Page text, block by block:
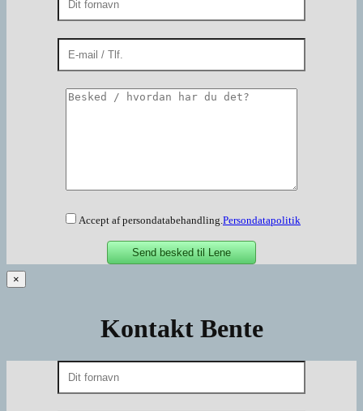
Accept af persondatabehandling.Persondatapolitik
×
Kontakt Bente